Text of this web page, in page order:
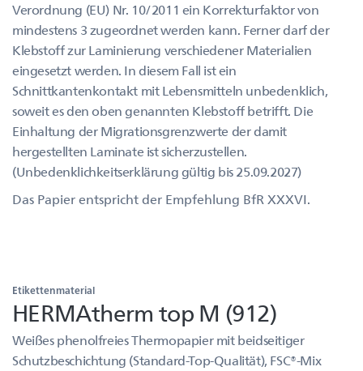
Verordnung (EU) Nr. 10/2011 ein Korrekturfaktor von
mindestens 3 zugeordnet werden kann. Ferner darf der
Klebstoff zur Laminierung verschiedener Materialien
eingesetzt werden. In diesem Fall ist ein
Schnittkantenkontakt mit Lebensmitteln unbedenklich,
soweit es den oben genannten Klebstoff betrifft. Die
Einhaltung der Migrationsgrenzwerte der damit
hergestellten Laminate ist sicherzustellen.
(Unbedenklichkeitserklärung gültig bis 25.09.2027)
Das Papier entspricht der Empfehlung BfR XXXVI.
Etikettenmaterial
HERMAtherm top M (912)
Weißes phenolfreies Thermopapier mit beidseitiger
Schutzbeschichtung (Standard-Top-Qualität), FSC®-Mix